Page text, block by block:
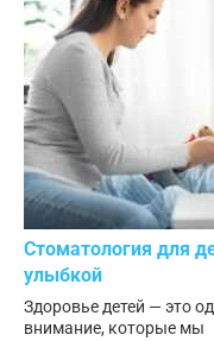
Стоматология для
улыбкой
Здоровье детей — это
внимание, которые мы